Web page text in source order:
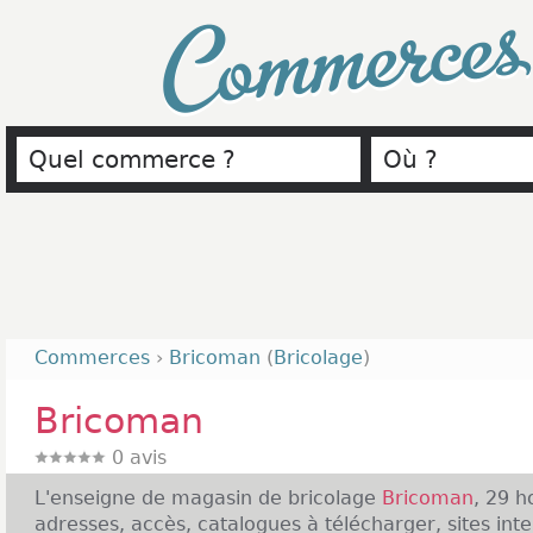
Commerces › Bricoman (Bricolage)
Bricoman
0 avis
L'enseigne de magasin de bricolage Bricoman, 29
adresses, accès, catalogues à télécharger, sites